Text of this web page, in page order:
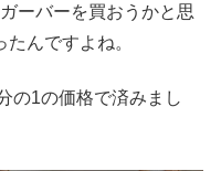
ーバーを買おうかと思
んですよね。
の1の価格で済みまし